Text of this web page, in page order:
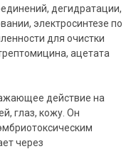
дегидратации,
электросинтезе по
для очистки
ацетата
действие на
глаз, кожу. Он
через